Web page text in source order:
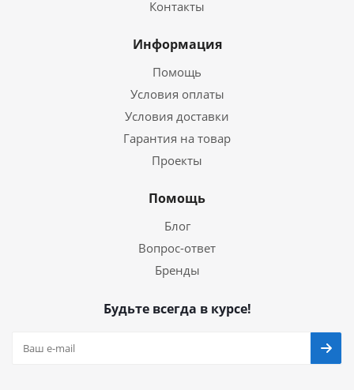
Контакты
Информация
Помощь
Условия оплаты
Условия доставки
Гарантия на товар
Проекты
Помощь
Блог
Вопрос-ответ
Бренды
Будьте всегда в курсе!